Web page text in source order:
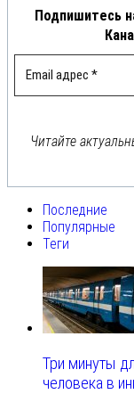
Подпишитесь
Читайте
Последние
Популярные
Теги
Три минуты
человека в